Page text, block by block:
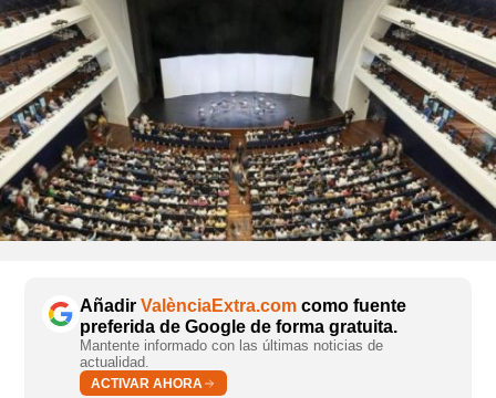
Añadir ValènciaExtra.com como fuente
preferida de Google de forma gratuita.
Mantente informado con las últimas noticias de
actualidad.
ACTIVAR AHORA